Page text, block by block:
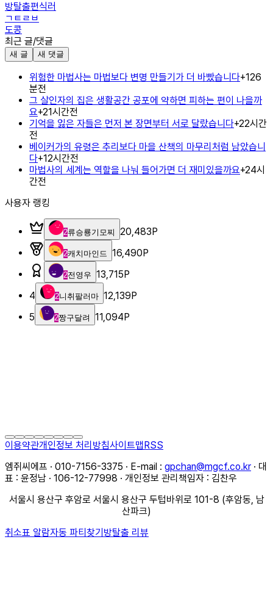
방탈출편식러
ㄱㅌㄹㅂ
도콩
최근 글/댓글
새 글 새 댓글
위험한 마법사는 마법보다 변명 만들기가 더 바빴습니다+126
분전
그 살인자의 집은 생활공간 공포에 약하면 피하는 편이 나을까
요+21시간전
기억을 잃은 자들은 먼저 본 장면부터 서로 달랐습니다+22시간
전
베이커가의 유령은 추리보다 마을 산책의 마무리처럼 남았습니
다+12시간전
마법사의 세계는 역할을 나눠 들어가면 더 재미있을까요+24시
간전
사용자 랭킹
2류승룡기모찌 20,483P
2캐치마인드 16,490P
2전영우 13,715P
4
2니취팔러마 12,139P
5
2짱구달려 11,094P
이용약관개인정보 처리방침사이트맵RSS
엠쥐씨에프 · 010-7156-3375 · E-mail : gpchan@mgcf.co.kr · 대
표 : 윤정남 · 106-12-77998 · 개인정보 관리책임자 : 김찬우
서울시 용산구 후암로 서울시 용산구 두텁바위로 101-8 (후암동, 남
산파크)
취소표 알람자동 파티찾기방탈출 리뷰